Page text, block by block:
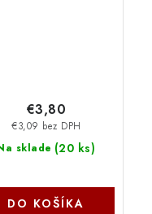
sklade (20 ks)
€3,09 bez DPH
€3,80
DO KOŠÍKA